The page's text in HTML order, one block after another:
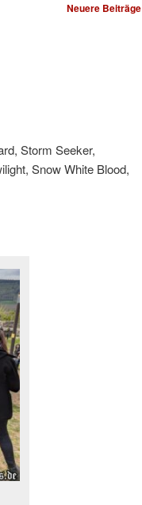
Neuere Beiträge
Storm Seeker,
Snow White Blood,